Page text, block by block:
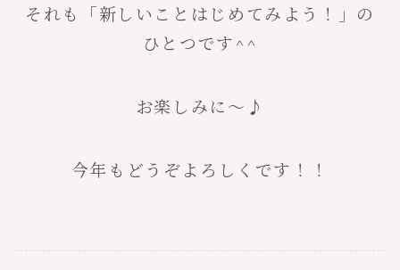
それも「新しいことはじめてみよう！」の
ひとつです^^
お楽しみに〜♪
今年もどうぞよろしくです！！